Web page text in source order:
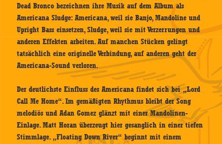
Dead Bronco bezeichnen ihre Musik auf dem Album als
Americana Sludge: Americana, weil sie Banjo, Mandoline und
Upright Bass einsetzen, Sludge, weil sie mit Verzerrungen und
anderen Effekten arbeiten. Auf manchen Stücken gelingt
tatsächlich eine originelle Verbindung, auf anderen geht der
Americana-Sound verloren.
Der deutlichste Einfluss des Americana findet sich bei „Lord
Call Me Home“. Im gemäßigten Rhythmus bleibt der Song
melodiös und Adan Gomez glänzt mit einer Mandolinen-
Einlage. Matt Horan überzeugt hier gesanglich in einer tiefen
Stimmlage. „Floating Down River“ beginnt mit einem